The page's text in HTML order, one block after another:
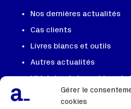
Gérer le
cookies
Nos dernières actualités
Cas clients
Livres blancs et outils
Autres actualités
L'histoire du jour et le quiz
Notre équipe, notre ADN